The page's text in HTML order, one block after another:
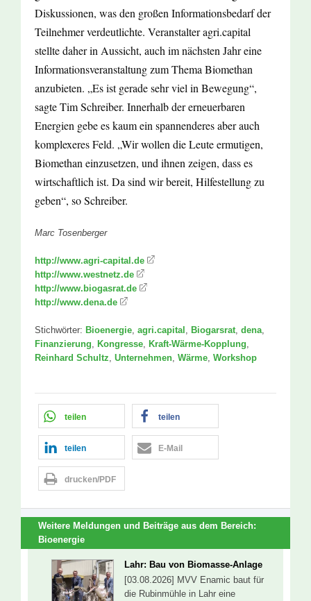
Diskussionen, was den großen Informationsbedarf der
Teilnehmer verdeutlichte. Veranstalter agri.capital
stellte daher in Aussicht, auch im nächsten Jahr eine
Informationsveranstaltung zum Thema Biomethan
anzubieten. „Es ist gerade sehr viel in Bewegung“,
sagte Tim Schreiber. Innerhalb der erneuerbaren
Energien gebe es kaum ein spannenderes aber auch
komplexeres Feld. „Wir wollen die Leute ermutigen,
Biomethan einzusetzen, und ihnen zeigen, dass es
wirtschaftlich ist. Da sind wir bereit, Hilfestellung zu
geben“, so Schreiber.
Marc Tosenberger
http://www.agri-capital.de
http://www.westnetz.de
http://www.biogasrat.de
http://www.dena.de
Stichwörter: Bioenergie agri.capital Biogarsrat dena
Finanzierung Kongresse Kraft-Wärme-Kopplung
Reinhard Schultz Unternehmen Wärme Workshop
teilen teilen
teilen E-Mail
drucken/PDF
Weitere Meldungen und Beiträge aus dem Bereich:
Bioenergie
Lahr: Bau von Biomasse-Anlage
[03.08.2026] MVV Enamic baut für
die Rubinmühle in Lahr eine